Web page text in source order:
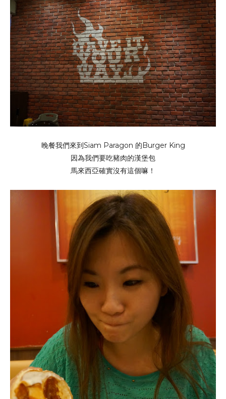
晚餐我們來到Siam Paragon 的Burger King
因為我們要吃豬肉的漢堡包
馬來西亞確實沒有這個嘛！